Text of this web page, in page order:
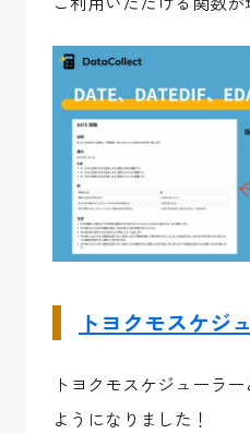
トヨクモスケジ
トヨクモスケジューラ
ようになりました！